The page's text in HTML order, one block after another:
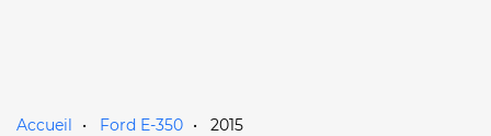
Accueil Ford E-350 2015